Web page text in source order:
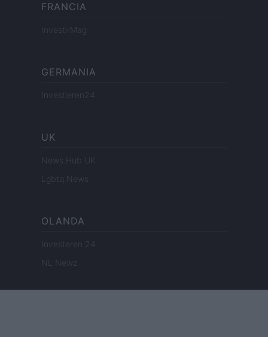
FRANCIA
InvestirMag
GERMANIA
Investieren24
UK
News Hub UK
Lgbtq News
OLANDA
Investeren 24
NL Newz